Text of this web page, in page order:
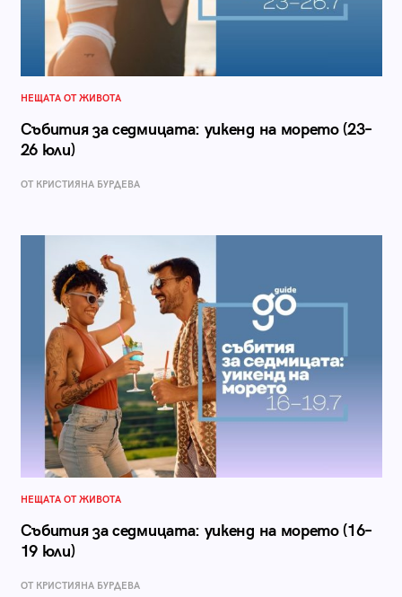
НЕЩАТА ОТ ЖИВОТА
Събития за седмицата: уикенд на морето (23–
26 юли)
ОТ КРИСТИЯНА БУРДЕВА
НЕЩАТА ОТ ЖИВОТА
Събития за седмицата: уикенд на морето (16–
19 юли)
ОТ КРИСТИЯНА БУРДЕВА